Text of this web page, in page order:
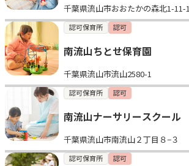
千葉県流山市おおたかの森北1-11-1
認可保育所 認可
南流山ちとせ保育園
千葉県流山市流山2580-1
認可保育所 認可
南流山ナーサリースクール
千葉県流山市南流山２丁目８−３
認可保育所 認可